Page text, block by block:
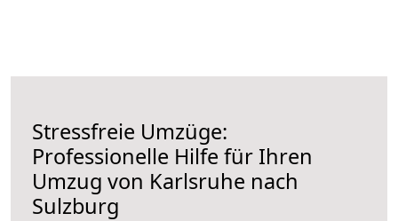
Stressfreie Umzüge:
Professionelle Hilfe für Ihren
Umzug von Karlsruhe nach
Sulzburg